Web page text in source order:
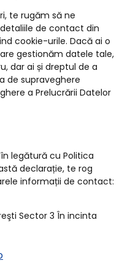
te rugăm să ne
de contact din
cookie-urile. Dacă ai o
gestionăm datele tale,
dar ai și dreptul de a
de supraveghere
a Prelucrării Datelor
legătură cu Politica
declarație, te rog
informații de contact:
Sector 3 În incinta